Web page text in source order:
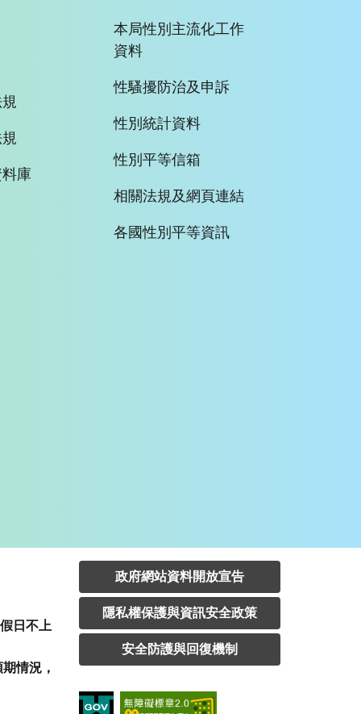
庫
本局性別主流化工作
資料
性騷擾防治及申訴
性別統計資料
性別平等信箱
相關法規及網頁連結
各國性別平等資訊
日不上
情況，
政府網站資料開放宣告
隱私權保護與資訊安全政策
安全防護與回復機制